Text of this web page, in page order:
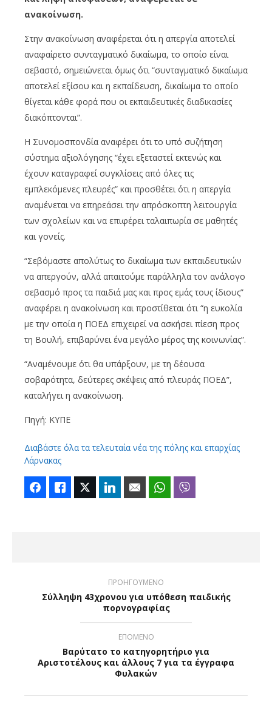
ανακοίνωση.
Στην ανακοίνωση αναφέρεται ότι η απεργία αποτελεί
αναφαίρετο συνταγματικό δικαίωμα, το οποίο είναι
σεβαστό, σημειώνεται όμως ότι “συνταγματικό δικαίωμα
αποτελεί εξίσου και η εκπαίδευση, δικαίωμα το οποίο
θίγεται κάθε φορά που οι εκπαιδευτικές διαδικασίες
διακόπτονται”.
Η Συνομοσπονδία αναφέρει ότι το υπό συζήτηση
σύστημα αξιολόγησης “έχει εξεταστεί εκτενώς και
έχουν καταγραφεί συγκλίσεις από όλες τις
εμπλεκόμενες πλευρές” και προσθέτει ότι η απεργία
αναμένεται να επηρεάσει την απρόσκοπτη λειτουργία
των σχολείων και να επιφέρει ταλαιπωρία σε μαθητές
και γονείς.
“Σεβόμαστε απολύτως το δικαίωμα των εκπαιδευτικών
να απεργούν, αλλά απαιτούμε παράλληλα τον ανάλογο
σεβασμό προς τα παιδιά μας και προς εμάς τους ίδιους”
αναφέρει η ανακοίνωση και προστίθεται ότι “η ευκολία
με την οποία η ΠΟΕΔ επιχειρεί να ασκήσει πίεση προς
τη Βουλή, επιβαρύνει ένα μεγάλο μέρος της κοινωνίας”.
“Αναμένουμε ότι θα υπάρξουν, με τη δέουσα
σοβαρότητα, δεύτερες σκέψεις από πλευράς ΠΟΕΔ”,
καταλήγει η ανακοίνωση.
Πηγή: ΚΥΠΕ
Διαβάστε όλα τα τελευταία νέα της πόλης και επαρχίας
Λάρνακας
FacebookLike Twitter LinkedIn Email WhatsApp
ΠΡΟΗΓΟΥΜΕΝΟ
Σύλληψη 43χρονου για υπόθεση παιδικής
πορνογραφίας
ΕΠΟΜΕΝΟ
Βαρύτατο το κατηγορητήριο για
Αριστοτέλους και άλλους 7 για τα έγγραφα
Φυλακών